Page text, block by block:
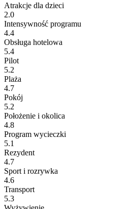
Atrakcje dla dzieci
2.0
Intensywność programu
4.4
Obsługa hotelowa
5.4
Pilot
5.2
Plaża
4.7
Pokój
5.2
Położenie i okolica
4.8
Program wycieczki
5.1
Rezydent
4.7
Sport i rozrywka
4.6
Transport
5.3